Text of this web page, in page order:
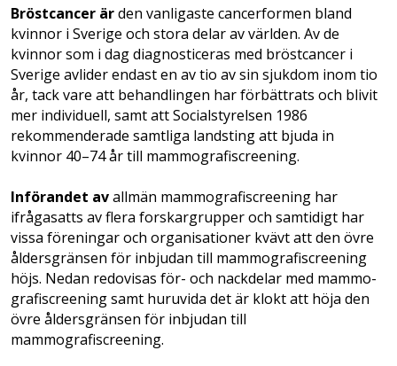
Bröstcancer ärden vanligaste cancer­formen bland
kvinnor i Sverige och stora delar av världen. Av de
kvinnor som i dag diagnosticeras med bröstcancer i
Sverige avlider endast en av tio av sin sjukdom inom tio
år, tack vare att behandlingen har förbättrats och blivit
mer individuell, samt att Socialstyrelsen 1986
rekommenderade samtliga landsting att bjuda in
kvinnor 40–74 år till mammografiscreening.
Införandet avallmän mammo­­grafiscreening har
ifrågasatts av flera forskargrupper och samtidigt har
vissa föreningar och organisationer kvävt att den övre
åldersgränsen för inbjudan till mammografiscreening
höjs. ­Nedan redovisas för- och nackdelar med mammo­
grafiscreening samt huruvida det är klokt att höja den
övre åldersgränsen för in­bjudan till
mammografiscreening.